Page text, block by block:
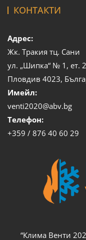
КОНТАКТИ
Адрес:
Жк. Тракия тц. Сани
ул. „Шипка“ № 1, ет.
Пловдив 4023,
Имейл:
venti2020@abv.bg
Телефон:
+359 / 876 40 60 29
“Клима Венти